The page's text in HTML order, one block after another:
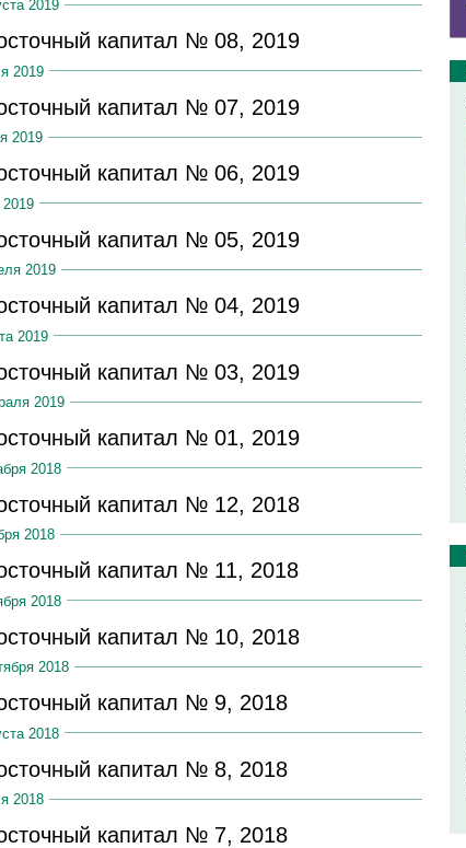
2019
капитал № 08, 2019
2019
капитал № 07, 2019
2019
капитал № 06, 2019
капитал № 05, 2019
2019
капитал № 04, 2019
2019
капитал № 03, 2019
2019
капитал № 01, 2019
2018
капитал № 12, 2018
2018
капитал № 11, 2018
2018
капитал № 10, 2018
2018
капитал № 9, 2018
2018
капитал № 8, 2018
2018
капитал № 7, 2018